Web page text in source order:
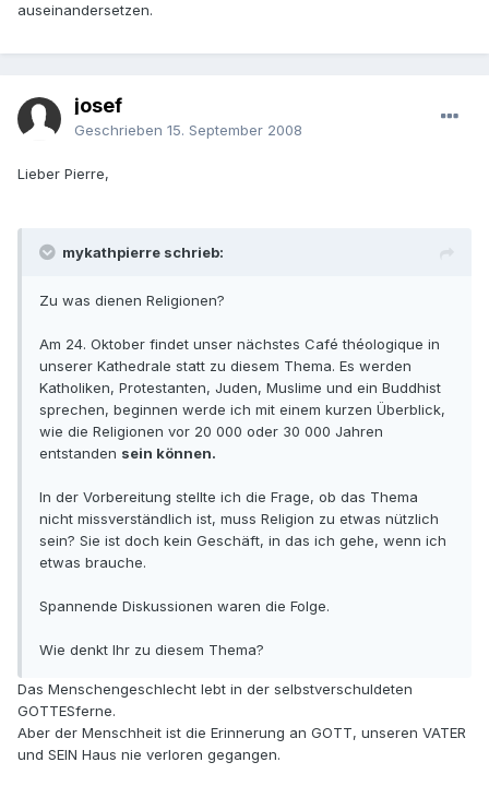
auseinandersetzen.
josef
Geschrieben 15. September 2008
Lieber Pierre,
mykathpierre schrieb:
Zu was dienen Religionen?
Am 24. Oktober findet unser nächstes Café théologique in
unserer Kathedrale statt zu diesem Thema. Es werden
Katholiken, Protestanten, Juden, Muslime und ein Buddhist
sprechen, beginnen werde ich mit einem kurzen Überblick,
wie die Religionen vor 20 000 oder 30 000 Jahren
entstanden sein können.
In der Vorbereitung stellte ich die Frage, ob das Thema
nicht missverständlich ist, muss Religion zu etwas nützlich
sein? Sie ist doch kein Geschäft, in das ich gehe, wenn ich
etwas brauche.
Spannende Diskussionen waren die Folge.
Wie denkt Ihr zu diesem Thema?
Das Menschengeschlecht lebt in der selbstverschuldeten
GOTTESferne.
Aber der Menschheit ist die Erinnerung an GOTT, unseren VATER
und SEIN Haus nie verloren gegangen.